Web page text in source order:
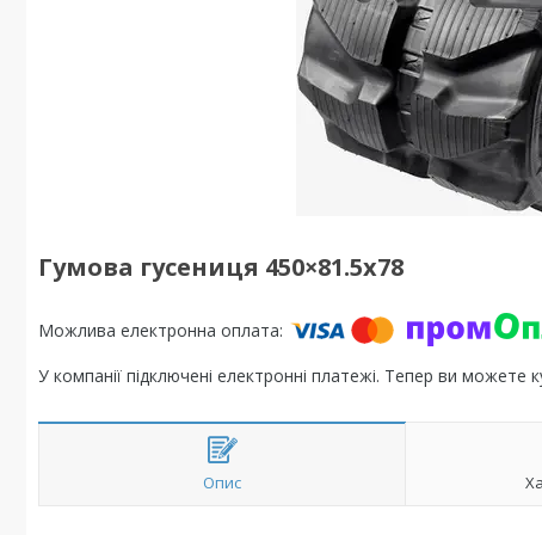
Гумова гусениця 450×81.5x78
У компанії підключені електронні платежі. Тепер ви
Опис